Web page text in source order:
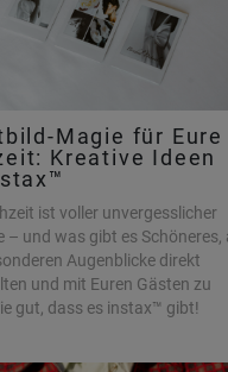
Magie für Eure
Kreative Ideen
ist voller unvergesslicher
– und was gibt es Schöneres,
Augenblicke direkt
und mit Euren Gästen zu
gut, dass es instax™ gibt!